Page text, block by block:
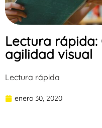
Lectura
agilidad visual
Lectura rápida
enero 30, 2020